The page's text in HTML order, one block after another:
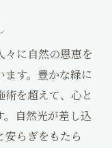
々に自然の恩恵を
す。豊かな緑に
を超えて、心と
。自然光が差し込
らぎをもたら